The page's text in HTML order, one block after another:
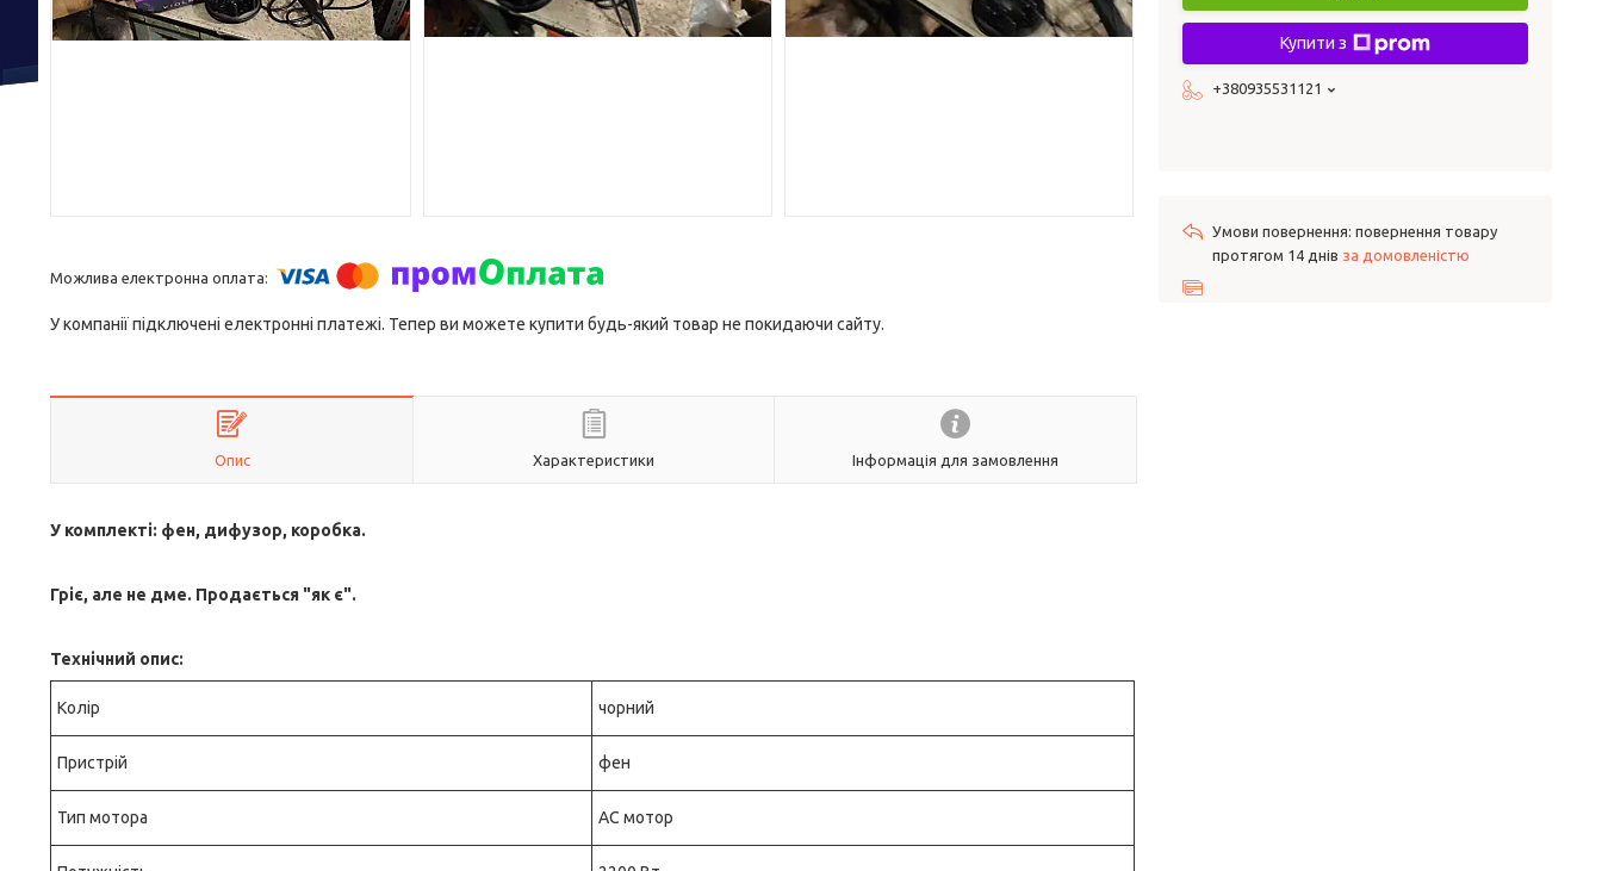
У компанії підключені електронні платежі. Тепер ви можете купити будь-який товар не покидаючи сайту.
Опис Характеристики Інформація для замовлення
У комплекті: фен, дифузор, коробка.
Гріє, але не дме. Продається "як є".
Технічний опис:
Колір чорний
Пристрій фен
Тип мотора AC мотор
Купити з
+380935531121
повернення товару
протягом 14 днів за домовленістю